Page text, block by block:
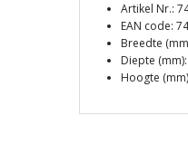
Artikel Nr.:
EAN code:
Breedte
Diepte
Hoogte